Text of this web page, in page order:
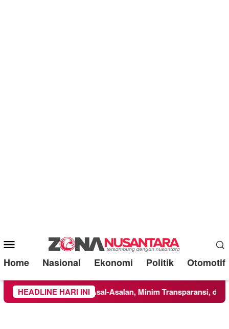
Mobile
Menu
Home Nasional Ekonomi Politik Otomotif
HEADLINE HARI INI
Dikerjakan Asal-Asalan, Minim Transparansi, dan Abaikan